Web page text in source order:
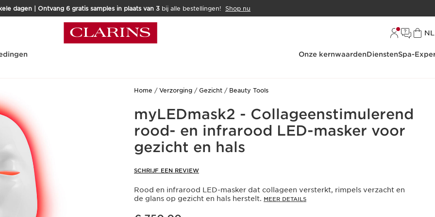
dagen | Ontvang 6 gratis samples in plaats van 3 bij alle bestellingen! Shop nu
NL
Onze kernwaardenDienstenSpa-
Home Verzorging Gezicht Beauty Tools
myLEDmask2 - Collageenstimulerend
rood- en infrarood LED-masker voor
gezicht en hals
SCHRIJF EEN REVIEW
Rood en infrarood LED-masker dat collageen versterkt, rimpels verzacht en
de glans op gezicht en hals herstelt. MEER DETAILS
Dit is nu de prijs € 750,00